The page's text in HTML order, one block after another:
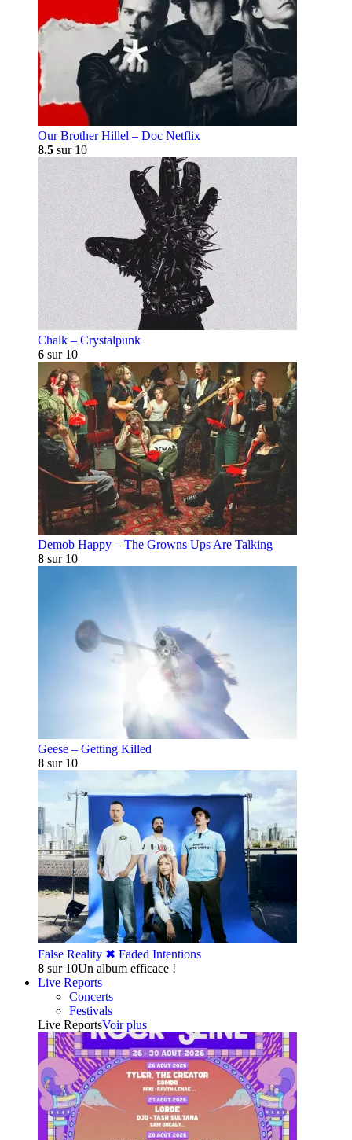
Our Brother Hillel – Doc Netflix
8.5 sur 10
Chalk – Crystalpunk
6 sur 10
Demob Happy – The Growns Ups Are Talking
8 sur 10
Geese – Getting Killed
8 sur 10
False Reality ✖︎ Faded Intentions
8 sur 10Un album efficace !
Live Reports
Concerts
Festivals
Live ReportsVoir plus